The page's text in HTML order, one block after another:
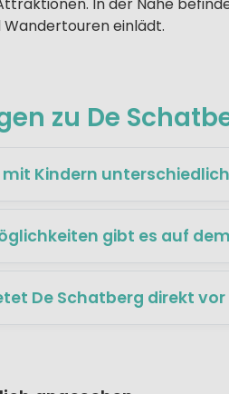
In der Nähe
einlädt.
zu De
Kindern
gibt es auf
De Schatberg direkt vor